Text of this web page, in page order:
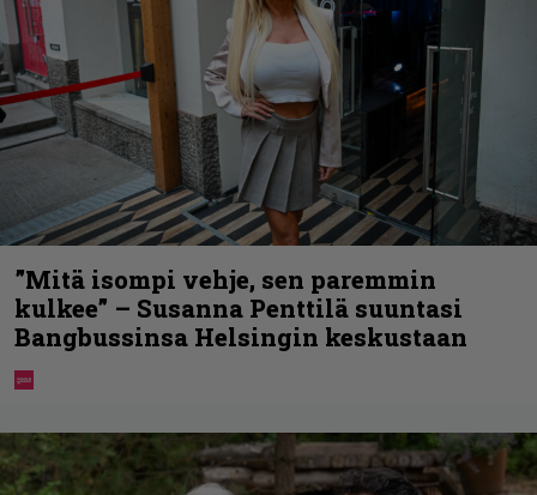
”Mitä isompi vehje, sen paremmin
kulkee” – Susanna Penttilä suuntasi
Bangbussinsa Helsingin keskustaan